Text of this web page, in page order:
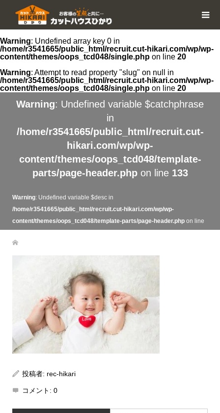
Warning: Undefined array key 0 in
/home/r3541665/public_html/recruit.cut-hikari.com/wp/wp-
content/themes/oops_tcd048/single.php on line 20
Warning: Attempt to read property "slug" on null in
/home/r3541665/public_html/recruit.cut-hikari.com/wp/wp-
content/themes/oops_tcd048/single.php on line 20
Warning: Undefined variable $catchphrase
in
/home/r3541665/public_html/recruit.cut-
hikari.com/wp/wp-
content/themes/oops_tcd048/template-
parts/page-header.phpon line 133
Warning: Undefined variable $desc in
/home/r3541665/public_html/recruit.cut-hikari.com/wp/wp-
content/themes/oops_tcd048/template-parts/page-header.phpon line
投稿者: rec-hikari
コメント: 0